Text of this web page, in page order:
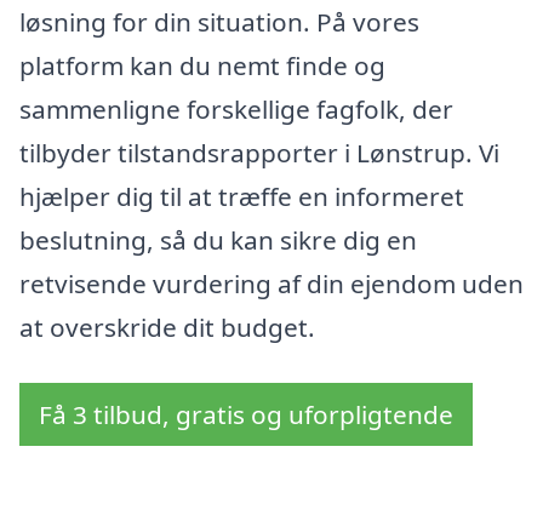
løsning for din situation. På vores
platform kan du nemt finde og
sammenligne forskellige fagfolk, der
tilbyder tilstandsrapporter i Lønstrup. Vi
hjælper dig til at træffe en informeret
beslutning, så du kan sikre dig en
retvisende vurdering af din ejendom uden
at overskride dit budget.
Få 3 tilbud, gratis og uforpligtende